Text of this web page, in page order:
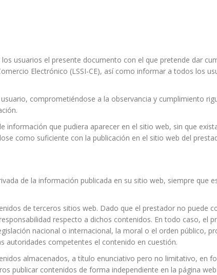
usuarios el presente documento con el que pretende dar
Electrónico (LSSI-CE), así como informar a todos los
comprometiéndose a la observancia y cumplimiento
información que pudiera aparecer en el sitio web, sin que
como suficiente con la publicación en el sitio web del
de la información publicada en su sitio web, siempre que
de terceros sitios web. Dado que el prestador no puede
respecto a dichos contenidos. En todo caso, el
nacional o internacional, la moral o el orden público,
autoridades competentes el contenido en cuestión.
almacenados, a título enunciativo pero no limitativo, en
publicar contenidos de forma independiente en la página